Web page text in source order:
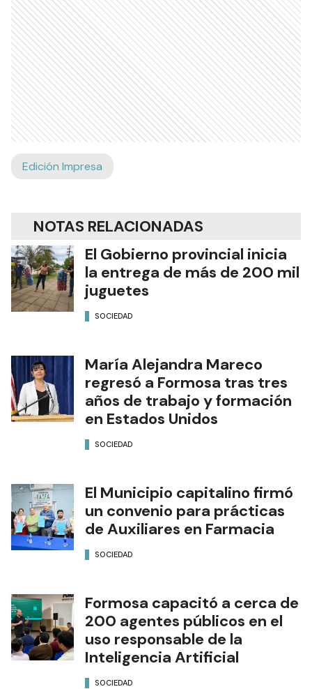
Edición Impresa
NOTAS RELACIONADAS
El Gobierno provincial inicia
la entrega de más de 200 mil
juguetes
SOCIEDAD
María Alejandra Mareco
regresó a Formosa tras tres
años de trabajo y formación
en Estados Unidos
SOCIEDAD
El Municipio capitalino firmó
un convenio para prácticas
de Auxiliares en Farmacia
SOCIEDAD
Formosa capacitó a cerca de
200 agentes públicos en el
uso responsable de la
Inteligencia Artificial
SOCIEDAD